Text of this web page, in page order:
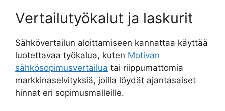
Vertailutyökalut ja laskurit
Sähkövertailun aloittamiseen kannattaa käyttää
luotettavaa työkalua, kuten Motivan
sähkösopimusvertailua tai riippumattomia
markkinaselvityksiä, joilla löydät ajantasaiset
hinnat eri sopimusmalleille.